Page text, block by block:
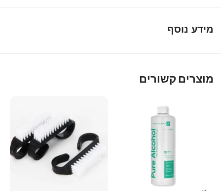
מידע נוסף
מוצרים קשורים